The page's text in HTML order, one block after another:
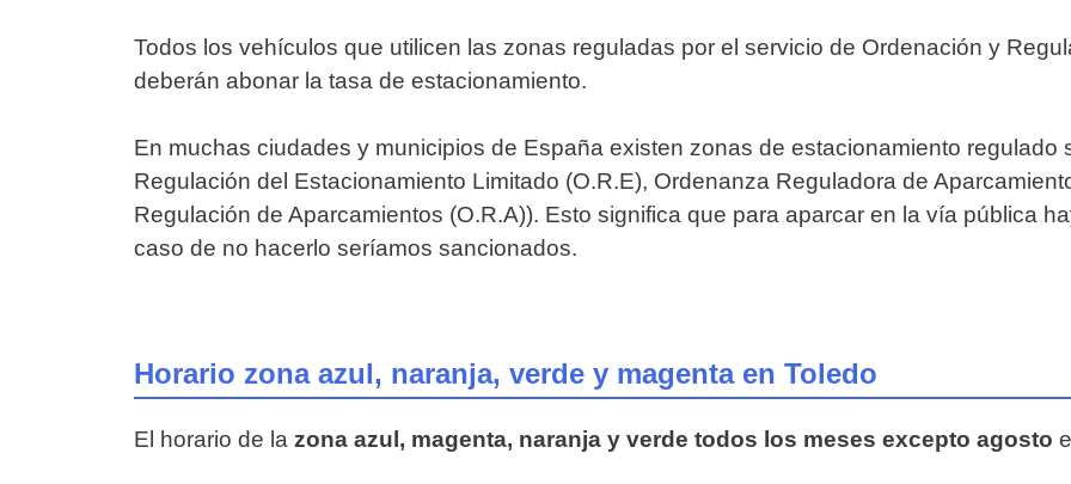
Todos los vehículos que utilicen las zonas reguladas por el servicio de Ordenación y
deberán abonar la tasa de estacionamiento.
En muchas ciudades y municipios de España existen zonas de estacionamiento regulado
Regulación del Estacionamiento Limitado (O.R.E), Ordenanza Reguladora de
Regulación de Aparcamientos (O.R.A)). Esto significa que para aparcar en la vía pública
caso de no hacerlo seríamos sancionados.
Horario zona azul, naranja, verde y magenta en Toledo
El horario de la zona azul, magenta, naranja y verde todos los meses excepto agosto